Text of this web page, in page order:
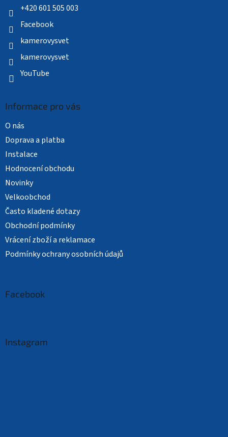
+420 601 505 003
Facebook
kamerovysvet
kamerovysvet
YouTube
Informace pro vás
O nás
Doprava a platba
Instalace
Hodnocení obchodu
Novinky
Velkoobchod
Často kladené dotazy
Obchodní podmínky
Vrácení zboží a reklamace
Podmínky ochrany osobních údajů
Facebook
Instagram